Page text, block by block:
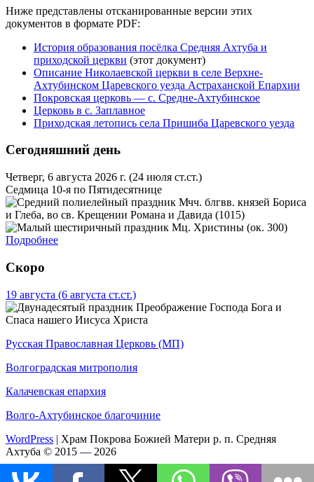
Ниже представлены отсканированные версии этих
документов в формате PDF:
История образования посёлка Средняя Ахтуба и
приходской церкви (этот документ)
Описание Николаевской церкви в селе Верхне-
Ахтубинском Царевского уезда Астраханской Епархии
Покровская церковь — с. Средне-Ахтубинское
Церковь в с. Заплавное
Приходская летопись села Пришиба Царевского уезда
Сегодняшний день
Четверг, 6 августа 2026 г. (24 июля ст.ст.)
Седмица 10-я по Пятидесятнице
Мчч. блгвв. князей Бориса
и Глеба, во св. Крещении Романа и Давида (1015)
Мц. Христины (ок. 300)
Подробнее
Скоро
19 августа (6 августа ст.ст.)
Преображение Господа Бога и
Спаса нашего Иисуса Христа
Русская Православная Церковь (МП)
Волгоградская митрополия
Калачевская епархия
Волго-Ахтубинское благочиние
WordPress | Храм Покрова Божией Матери р. п. Средняя
Ахтуба © 2015 — 2026